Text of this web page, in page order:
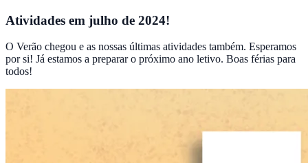
Atividades em julho de 2024!
O Verão chegou e as nossas últimas atividades também. Esperamos
por si! Já estamos a preparar o próximo ano letivo. Boas férias para
todos!